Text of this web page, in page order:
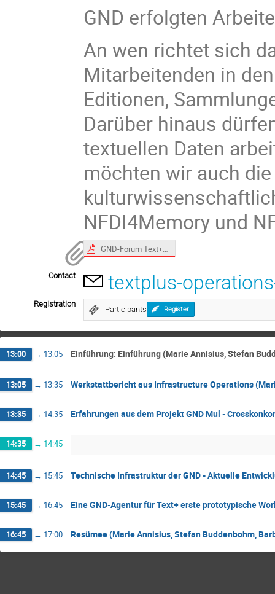
GND erfolgten
An wen richtet sich
Mitarbeitenden in
Editionen,
Darüber hinaus
textuellen Daten
möchten wir auch
NFDI4Memory und
GND-Forum Text+ 26.01.23.pdf
Contact textplus-
Registration
Participants Register
13:00 → 13:05 Einführung: Einführung (Marie Annisius, Stefan
13:05 → 13:35 Werkstattbericht aus Infrastructure Operations
13:35 → 14:35 Erfahrungen aus dem Projekt GND Mul -
14:35 → 14:45
14:45 → 15:45 Technische Infrastruktur der GND - Aktuelle
15:45 → 16:45 Eine GND-Agentur für Text+ erste prototypische
16:45 → 17:00 Resümee (Marie Annisius, Stefan Buddenbohm,